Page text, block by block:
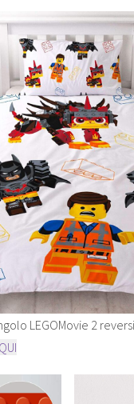
LEGOMovie 2
QUI